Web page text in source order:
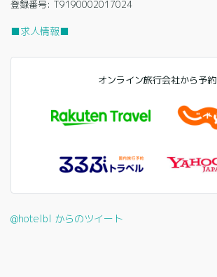
登録番号: T9190002017024
■求人情報■
オンライン旅行会社から予約
@hotelbl からのツイート